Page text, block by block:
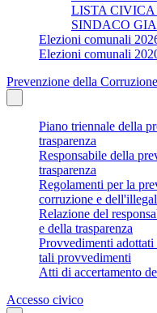
LISTA
SINDACO
Elezioni comunali
Elezioni comunali
Prevenzione della Corruzione
Piano triennale della
trasparenza
Responsabile della
trasparenza
Regolamenti per la
corruzione e
Relazione del
e della trasparenza
Provvedimenti
tali provvedimenti
Atti di accertamento
Accesso civico